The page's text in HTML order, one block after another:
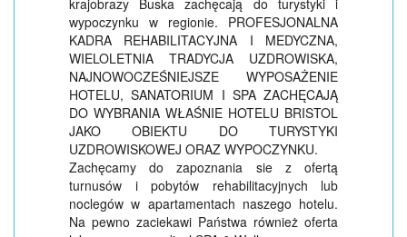
krajobrazy Buska zachęcają do turystyki i
wypoczynku w regionie. PROFESJONALNA
KADRA REHABILITACYJNA I MEDYCZNA,
WIELOLETNIA TRADYCJA UZDROWISKA,
NAJNOWOCZEŚNIEJSZE WYPOSAŻENIE
HOTELU, SANATORIUM I SPA ZACHĘCAJĄ
DO WYBRANIA WŁAŚNIE HOTELU BRISTOL
JAKO OBIEKTU DO TURYSTYKI
UZDROWISKOWEJ ORAZ WYPOCZYNKU.
Zachęcamy do zapoznania sie z ofertą
turnusów i pobytów rehabilitacyjnych lub
noclegów w apartamentach naszego hotelu.
Na pewno zaciekawi Państwa również oferta